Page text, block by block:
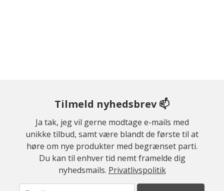
Tilmeld nyhedsbrev 📫
Ja tak, jeg vil gerne modtage e-mails med
unikke tilbud, samt være blandt de første til at
høre om nye produkter med begrænset parti.
Du kan til enhver tid nemt framelde dig
nyhedsmails. Privatlivspolitik